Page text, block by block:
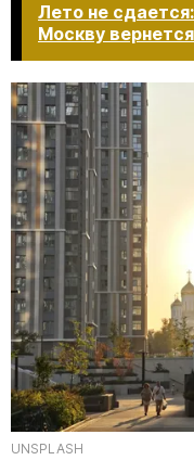
Лето не
Москву
UNSPLASH